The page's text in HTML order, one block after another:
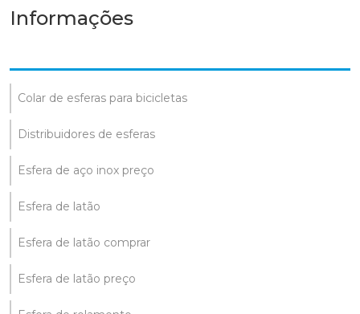
Informações
Colar de esferas para bicicletas
Distribuidores de esferas
Esfera de aço inox preço
Esfera de latão
Esfera de latão comprar
Esfera de latão preço